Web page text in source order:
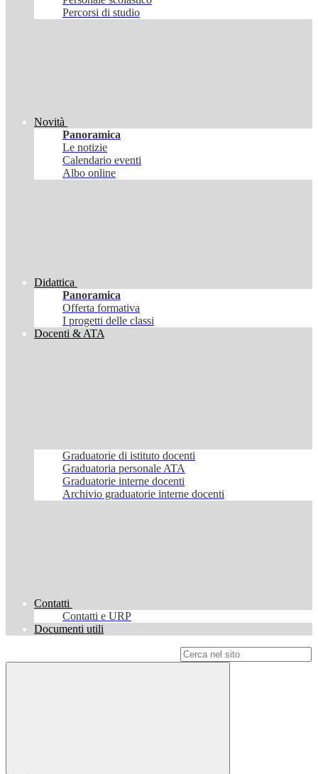
Percorsi di studio
Novità
Panoramica
Le notizie
Calendario eventi
Albo online
Didattica
Panoramica
Offerta formativa
I progetti delle classi
Docenti & ATA
Graduatorie di istituto docenti
Graduatoria personale ATA
Graduatorie interne docenti
Archivio graduatorie interne docenti
Contatti
Contatti e URP
Documenti utili